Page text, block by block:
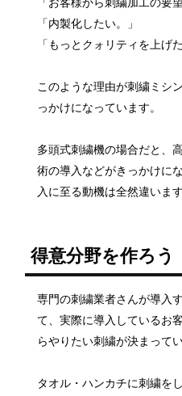
「内製化したい。」
「もっとクォリティを上げ
このような理由が刺繍ミシ
っかけになっています。
多頭式刺繍機の場合だと、
術の導入などがきっかけに
入に至る動機は全然違います
得意分野を作ろう
専門の刺繍業者さんが導入
て、実際に導入しているお
らやりたい刺繍が決まって
タオル・ハンカチに刺繍をし